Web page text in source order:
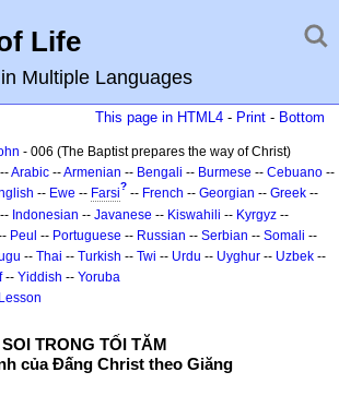
Life
Multiple Languages
This page in HTML4 - Print - Bottom
- 006 (The Baptist prepares the way of Christ)
--Arabic --Armenian -- Bengali -- Burmese -- Cebuano --
-- Ewe -- Farsi? -- French -- Georgian -- Greek --
-- Indonesian -- Javanese -- Kiswahili -- Kyrgyz --
Peul -- Portuguese -- Russian -- Serbian -- Somali --
-- Thai -- Turkish -- Twi -- Urdu -- Uyghur -- Uzbek --
-- Yiddish -- Yoruba
TRONG TỐI TĂM
của Đấng Christ theo Giăng